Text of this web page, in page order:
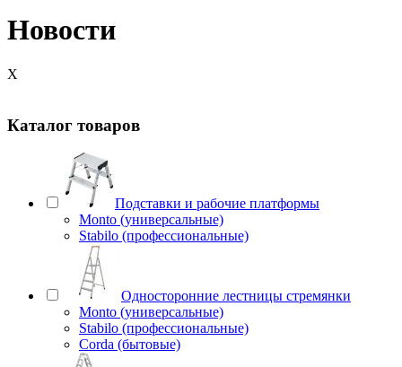
Новости
X
Каталог товаров
Подставки и рабочие платформы
Monto (универсальные)
Stabilo (профессиональные)
Односторонние лестницы стремянки
Monto (универсальные)
Stabilo (профессиональные)
Corda (бытовые)